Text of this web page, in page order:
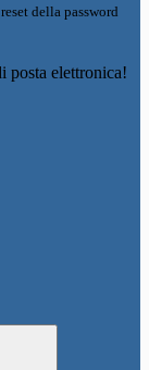
della password
posta elettronica!